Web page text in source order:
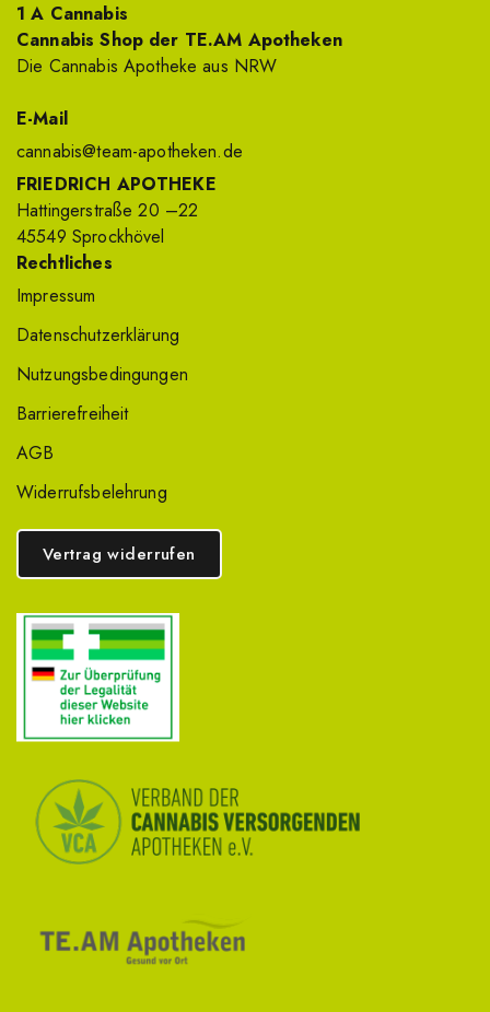
1 A Cannabis
Cannabis Shop der TE.AM Apotheken
Die Cannabis Apotheke aus NRW
E-Mail
cannabis@team-apotheken.de
FRIEDRICH APOTHEKE
Hattingerstraße 20 –22
45549 Sprockhövel
Rechtliches
Impressum
Datenschutzerklärung
Nutzungsbedingungen
Barrierefreiheit
AGB
Widerrufsbelehrung
Vertrag widerrufen